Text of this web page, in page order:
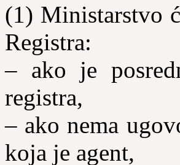
(1) Ministarstvo
Registra:
– ako je
registra,
– ako nema
koja je agent,